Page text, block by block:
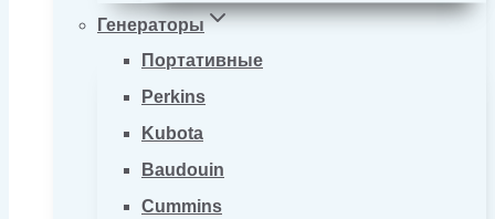
Генераторы
Портативные
Perkins
Kubota
Baudouin
Cummins